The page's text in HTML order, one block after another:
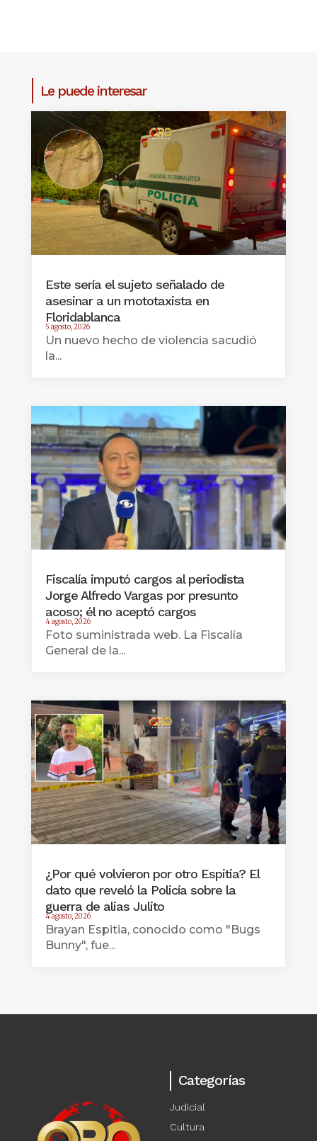
Le puede interesar
Este sería el sujeto señalado de
asesinar a un mototaxista en
Floridablanca
5 agosto, 2026
Un nuevo hecho de violencia sacudió
la...
Fiscalía imputó cargos al periodista
Jorge Alfredo Vargas por presunto
acoso; él no aceptó cargos
4 agosto, 2026
Foto suministrada web. La Fiscalía
General de la...
¿Por qué volvieron por otro Espitia? El
dato que reveló la Policía sobre la
guerra de alias Julito
4 agosto, 2026
Brayan Espitia, conocido como "Bugs
Bunny", fue...
Categorías
Judicial
Cultura